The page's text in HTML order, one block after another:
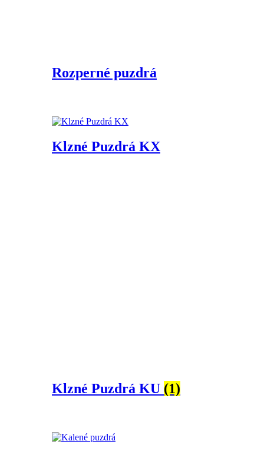
Rozperné puzdrá
Klzné Puzdrá KX
Klzné Puzdrá KU (1)